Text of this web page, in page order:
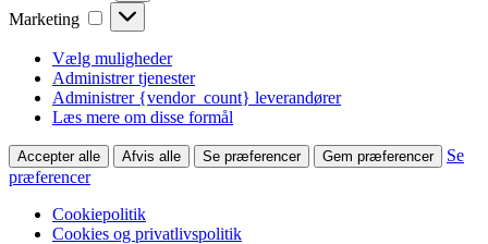
Marketing Marketing
Vælg muligheder
Administrer tjenester
Administrer {vendor_count} leverandører
Læs mere om disse formål
Accepter alle Afvis alle Se præferencer Gem præferencer
Se
præferencer
Cookiepolitik
Cookies og privatlivspolitik